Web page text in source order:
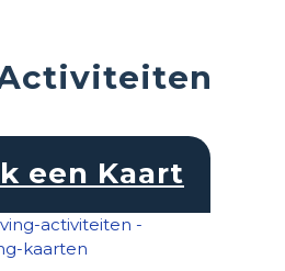
een Kaart